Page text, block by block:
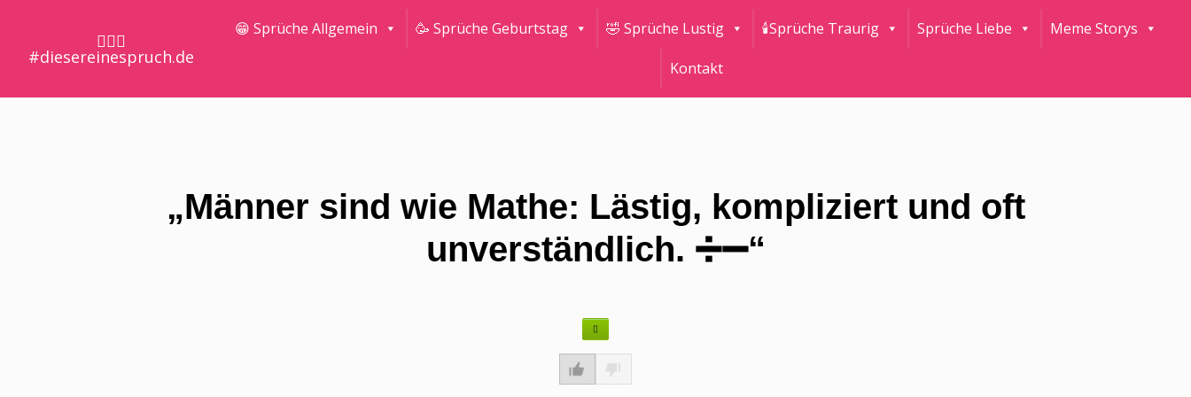
🤷🏼‍♀️
#diesereinespruch.de
😁 Sprüche Allgemein 🥳 Sprüche Geburtstag 🤣 Sprüche Lustig 🕯Sprüche Traurig Sprüche Liebe Meme Storys
Kontakt
„Männer sind wie Mathe: Lästig, kompliziert und oft
unverständlich. ➗➖“